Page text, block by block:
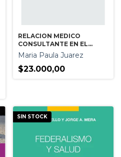
RELACION MEDICO
CONSULTANTE EN EL
PRIMER NIVEL DE
ATENCION DE LA SALUD
Maria Paula Juarez
$23.000,00
SIN STOCK